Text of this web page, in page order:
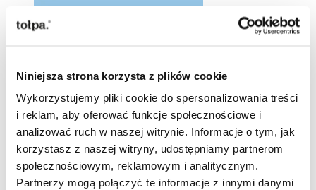
Niniejsza strona korzysta z plików cookie
Wykorzystujemy pliki cookie do spersonalizowania treści
i reklam, aby oferować funkcje społecznościowe i
analizować ruch w naszej witrynie. Informacje o tym, jak
korzystasz z naszej witryny, udostępniamy partnerom
społecznościowym, reklamowym i analitycznym.
Partnerzy mogą połączyć te informacje z innymi danymi